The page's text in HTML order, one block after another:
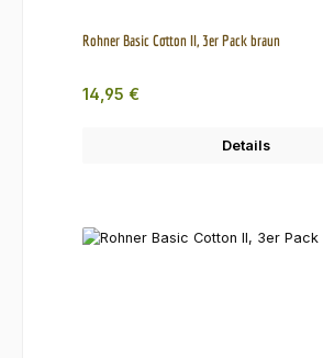
Rohner Basic Cotton II, 3er Pack braun
Regulärer Preis:
14,95 €
Details